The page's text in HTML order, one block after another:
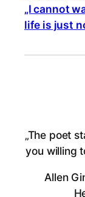
„I cannot
life is just
„The poet
you willing
Allen